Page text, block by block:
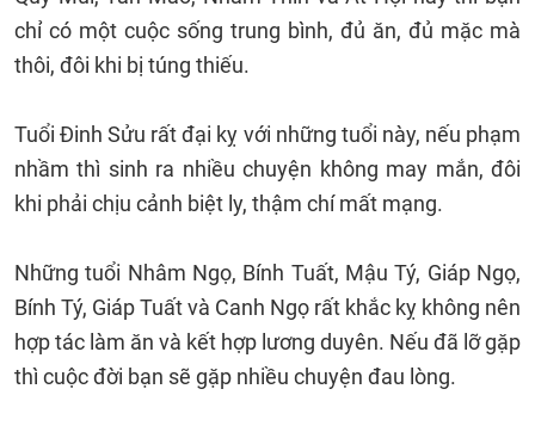
chỉ có một cuộc sống trung bình, đủ ăn, đủ mặc mà
thôi, đôi khi bị túng thiếu.
Tuổi Đinh Sửu rất đại kỵ với những tuổi này, nếu phạm
nhầm thì sinh ra nhiều chuyện không may mắn, đôi
khi phải chịu cảnh biệt ly, thậm chí mất mạng.
Những tuổi Nhâm Ngọ, Bính Tuất, Mậu Tý, Giáp Ngọ,
Bính Tý, Giáp Tuất và Canh Ngọ rất khắc kỵ không nên
hợp tác làm ăn và kết hợp lương duyên. Nếu đã lỡ gặp
thì cuộc đời bạn sẽ gặp nhiều chuyện đau lòng.